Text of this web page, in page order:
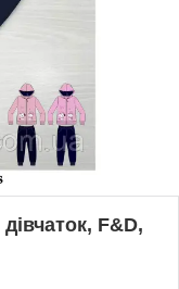
F&D,